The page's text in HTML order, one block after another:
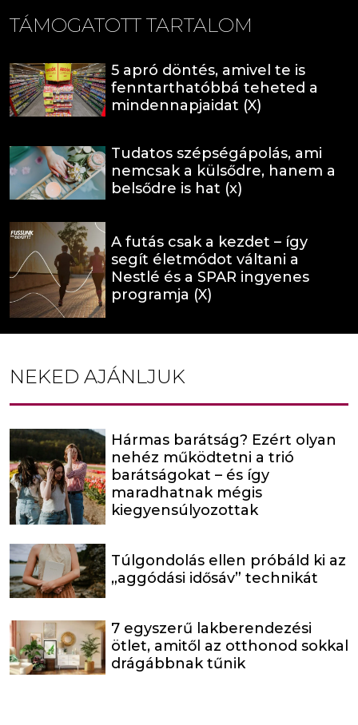
TÁMOGATOTT TARTALOM
5 apró döntés, amivel te is
fenntarthatóbbá teheted a
mindennapjaidat (X)
Tudatos szépségápolás, ami
nemcsak a külsődre, hanem a
belsődre is hat (x)
A futás csak a kezdet – így
segít életmódot váltani a
Nestlé és a SPAR ingyenes
programja (X)
NEKED AJÁNLJUK
Hármas barátság? Ezért olyan
nehéz működtetni a trió
barátságokat – és így
maradhatnak mégis
kiegyensúlyozottak
Túlgondolás ellen próbáld ki az
„aggódási idősáv” technikát
7 egyszerű lakberendezési
ötlet, amitől az otthonod sokkal
drágábbnak tűnik